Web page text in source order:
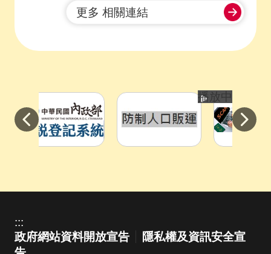
更多 相關連結
播放中
切
至:
防
:::
政府網站資料開放宣告
隱私權及資訊安全宣